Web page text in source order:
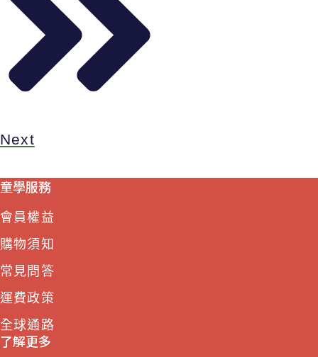
Next
童學服務
會員權益
購物須知
常見問答
運費政策
全球通路
了解更多